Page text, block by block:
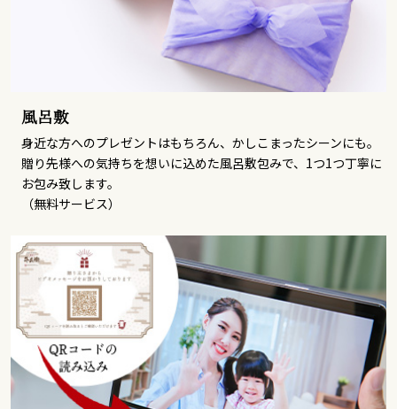
風呂敷
身近な方へのプレゼントはもちろん、かしこまったシーンにも。
贈り先様への気持ちを想いに込めた風呂敷包みで、1つ1つ丁寧に
お包み致します。
（無料サービス）